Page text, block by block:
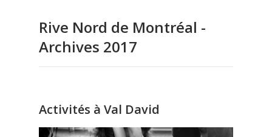
Rive Nord de Montréal -
Archives 2017
Activités à Val David